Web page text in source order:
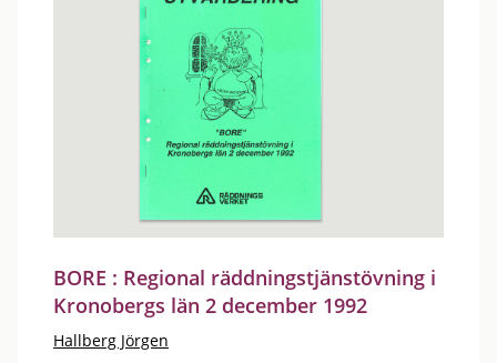
BORE : Regional räddningstjänstövning i
Kronobergs län 2 december 1992
Hallberg Jörgen